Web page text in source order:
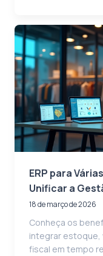
ERP para
Unificar a
18 de março de 2026
Conheça os
integrar estoque,
fiscal em tempo